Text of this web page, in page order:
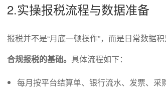
2.实操报税流程与数据准备
报税并不是“月底一顿操作”，而是日常数据
合规报税的基础。 具体流程如下：
每月按平台结算单、银行流水、发票、